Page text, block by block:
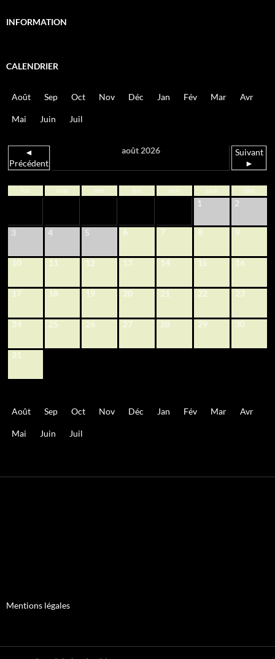
INFORMATION
CALENDRIER
Août Sep Oct Nov Déc Jan Fév Mar Avr
Mai Juin Juil
◄
Précédent
août 2026
Suivant
►
lun mar mer jeu ven sam dim
1 2
3 4 5 6 7 8 9
10 11 12 13 14 15 16
17 18 19 20 21 22 23
24 25 26 27 28 29 30
31
Août Sep Oct Nov Déc Jan Fév Mar Avr
Mai Juin Juil
Mentions légales